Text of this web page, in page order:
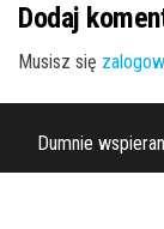
Dodaj
Musisz się
Dumnie